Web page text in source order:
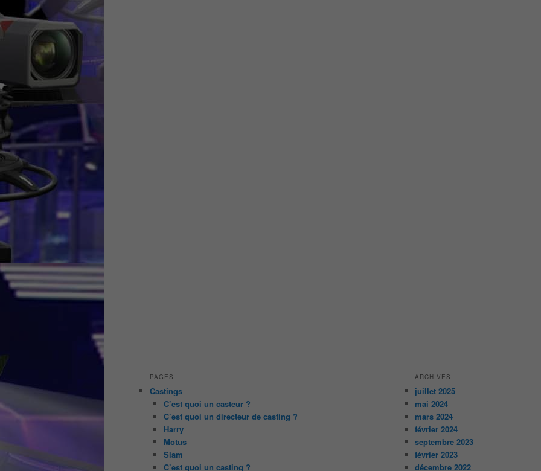
PAGES
Castings
C’est quoi un casteur ?
C’est quoi un directeur de casting ?
Harry
Motus
Slam
C’est quoi un casting ?
ARCHIVES
juillet 2025
mai 2024
mars 2024
février 2024
septembre 2023
février 2023
décembre 2022